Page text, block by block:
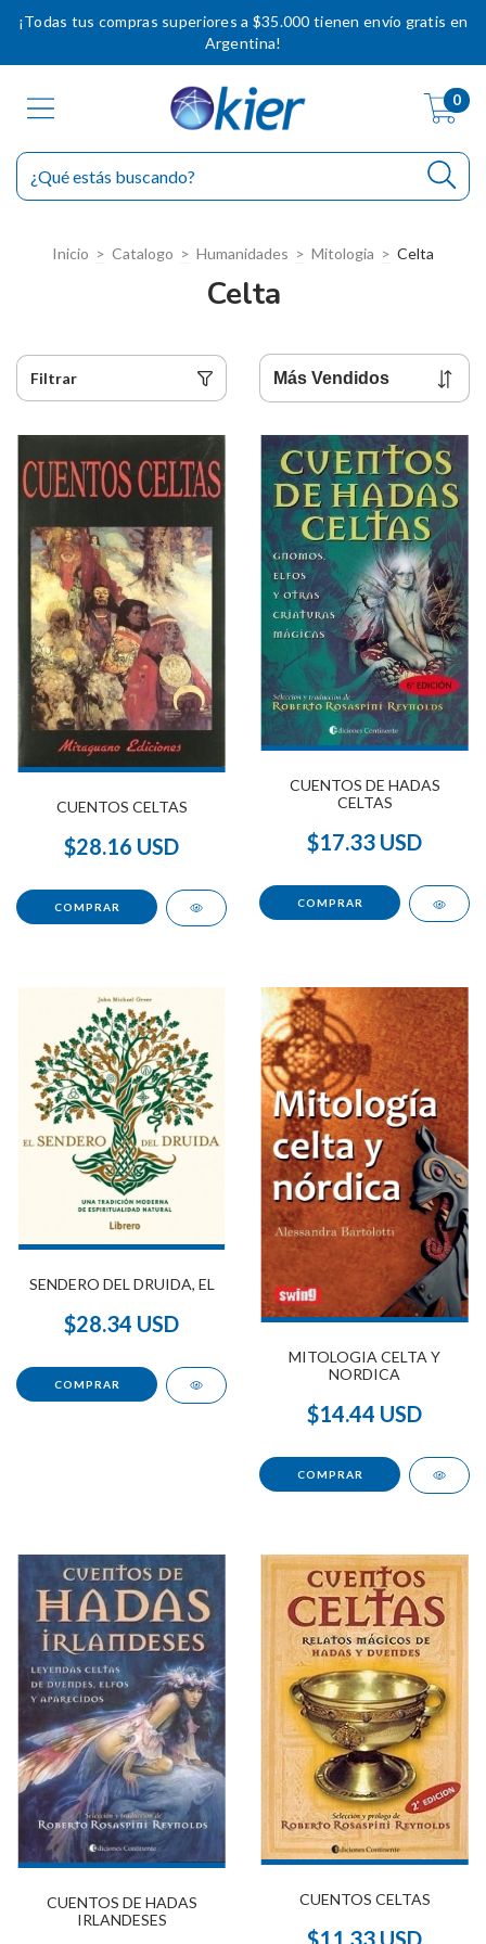
¡Todas tus compras superiores a $35.000 tienen envío gratis en
Argentina!
0
Inicio > Catalogo > Humanidades > Mitologia > Celta
Celta
Filtrar
CUENTOS CELTAS
$28.16 USD
CUENTOS DE HADAS
CELTAS
$17.33 USD
SENDERO DEL DRUIDA, EL
$28.34 USD
MITOLOGIA CELTA Y
NORDICA
$14.44 USD
CUENTOS DE HADAS
IRLANDESES
CUENTOS CELTAS
$11.33 USD